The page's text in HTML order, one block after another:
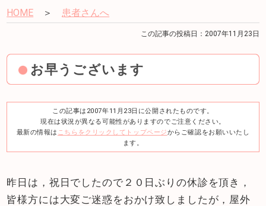
HOME ＞ 患者さんへ
この記事の投稿日：2007年11月23日
お早うございます
この記事は2007年11月23日に公開されたものです。
現在は状況が異なる可能性がありますのでご注意ください。
最新の情報は こちらをクリックしてトップページからご確認をお願いいたし
ます。
昨日は，祝日でしたので２０日ぶりの休診を頂き，
皆様方には大変ご迷惑をおかけ致しましたが，屋外